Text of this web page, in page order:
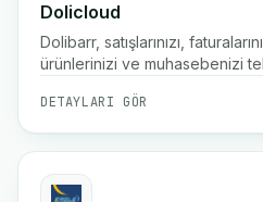
Dolicloud
Dolibarr, satışlarınızı,
ürünlerinizi ve muhasebenizi
DETAYLARI GÖR